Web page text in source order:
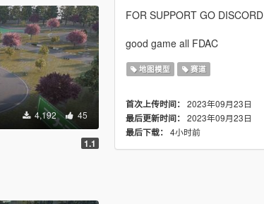
4,192 45
1.1
FOR SUPPORT GO DISCORD
good game all FDAC
地图模型 赛道
首次上传时间： 2023年09月23日
最后更新时间： 2023年09月23日
最后下载： 4小时前